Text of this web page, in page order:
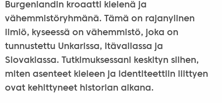
Burgenlandin kroaatti kielenä ja
vähemmistöryhmänä. Tämä on rajanylinen
ilmiö, kyseessä on vähemmistö, joka on
tunnustettu Unkarissa, Itävallassa ja
Slovakiassa. Tutkimuksessani keskityn siihen,
miten asenteet kieleen ja identiteettiin liittyen
ovat kehittyneet historian aikana.